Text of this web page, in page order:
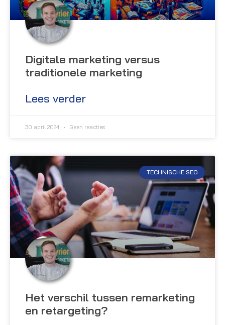
Digitale marketing versus
traditionele marketing
Lees verder
30 april 2024 Geen reacties
TECHNISCHE SEO
Het verschil tussen remarketing
en retargeting?